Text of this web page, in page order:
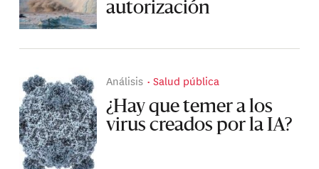
autorización
Análisis Salud pública
¿Hay que temer a los
virus creados por la IA?